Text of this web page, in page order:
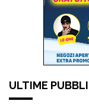
ULTIME